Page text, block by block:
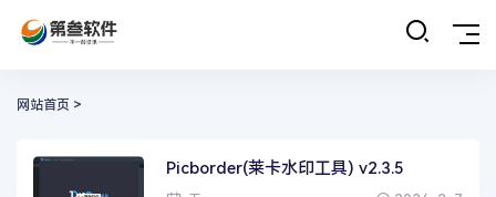
网站首页 >
Picborder(莱卡水印工具) v2.3.5